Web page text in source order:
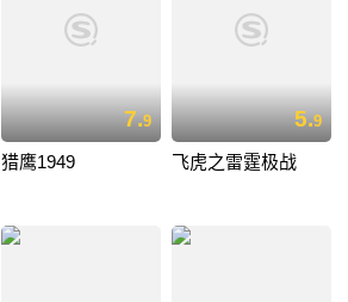
7.9
猎鹰1949
5.9
飞虎之雷霆极战